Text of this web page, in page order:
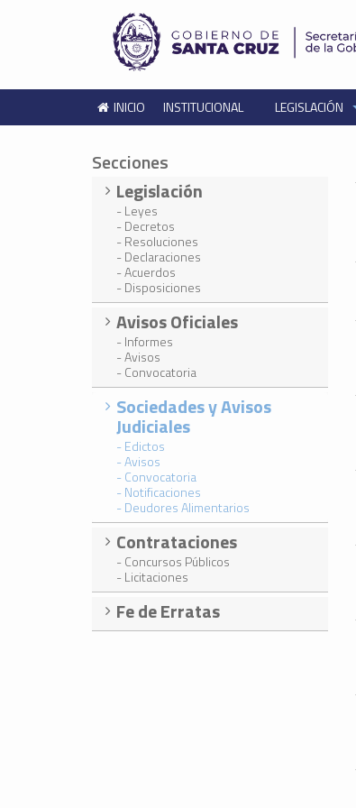
INICIO INSTITUCIONAL LEGISLACIÓN
Secciones
Legislación
- Leyes
- Decretos
- Resoluciones
- Declaraciones
- Acuerdos
- Disposiciones
Avisos Oficiales
- Informes
- Avisos
- Convocatoria
Sociedades y Avisos
Judiciales
- Edictos
- Avisos
- Convocatoria
- Notificaciones
- Deudores Alimentarios
Contrataciones
- Concursos Públicos
- Licitaciones
Fe de Erratas